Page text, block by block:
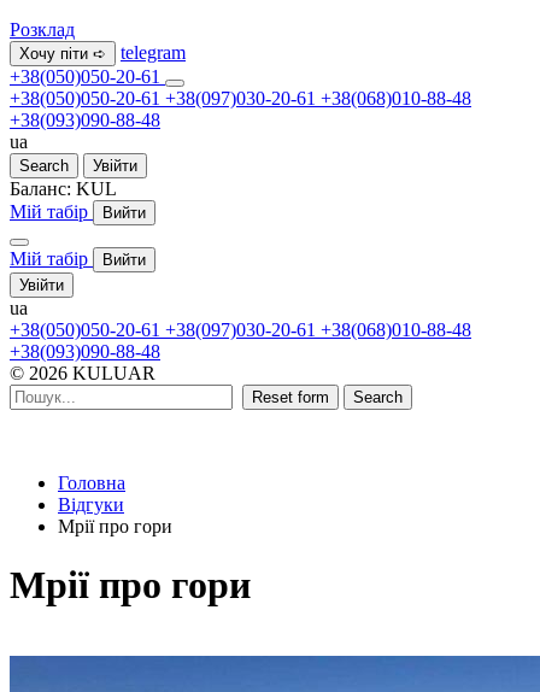
Розклад
Хочу піти ➪
telegram
+38(050)050-20-61
+38(050)050-20-61 +38(097)030-20-61 +38(068)010-88-48
+38(093)090-88-48
ua
Search Увійти
Баланс: KUL
Мій табір
Вийти
Мій табір
Вийти
Увійти
ua
+38(050)050-20-61 +38(097)030-20-61 +38(068)010-88-48
+38(093)090-88-48
© 2026 KULUAR
Reset form Search
Головна
Відгуки
Мрії про гори
Мрії про гори